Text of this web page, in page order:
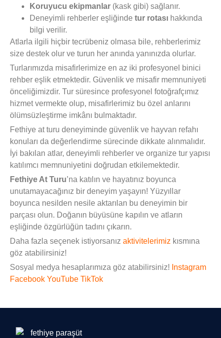
Koruyucu ekipmanlar (kask gibi) sağlanır.
Deneyimli rehberler eşliğinde tur rotası hakkında
bilgi verilir.
Atlarla ilgili hiçbir tecrübeniz olmasa bile, rehberlerimiz
size destek olur ve turun her anında yanınızda olurlar.
Turlarımızda misafirlerimize en az iki profesyonel binici
rehber eşlik etmektedir. Güvenlik ve misafir memnuniyeti
önceliğimizdir. Tur süresince profesyonel fotoğrafçımız
hizmet vermekte olup, misafirlerimiz bu özel anlarını
ölümsüzleştirme imkânı bulmaktadır.
Fethiye at turu deneyiminde güvenlik ve hayvan refahı
konuları da değerlendirme sürecinde dikkate alınmalıdır.
İyi bakılan atlar, deneyimli rehberler ve organize tur yapısı
katılımcı memnuniyetini doğrudan etkilemektedir.
Fethiye At Turu’na katılın ve hayatınız boyunca
unutamayacağınız bir deneyim yaşayın! Yüzyıllar
boyunca nesilden nesile aktarılan bu deneyimin bir
parçası olun. Doğanın büyüsüne kapılın ve atların
eşliğinde özgürlüğün tadını çıkarın.
Daha fazla seçenek istiyorsanız aktivitelerimiz kısmına
göz atabilirsiniz!
Sosyal medya hesaplarımıza göz atabilirsiniz! Instagram
Facebook YouTube TikTok